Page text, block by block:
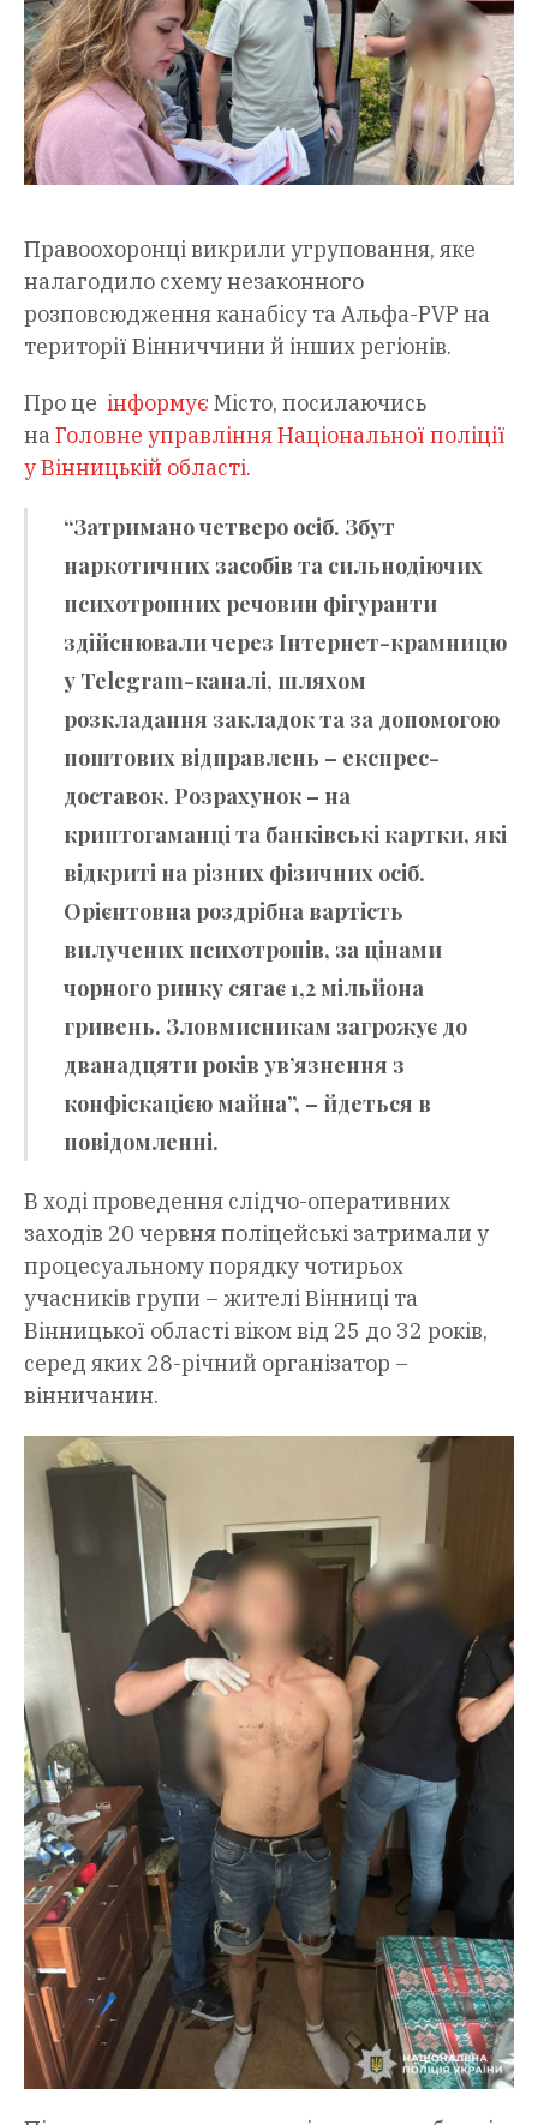
Правоохоронці викрили угруповання, яке
налагодило схему незаконного
розповсюдження канабісу та Альфа-PVP на
території Вінниччини й інших регіонів.
Про це інформує Місто, посилаючись
наГоловне управління Національної поліції
у Вінницькій області.
“Затримано четверо осіб. Збут
наркотичних засобів та сильнодіючих
психотропних речовин фігуранти
здійснювали через Інтернет-крамницю
у Telegram-каналі, шляхом
розкладання закладок та за допомогою
поштових відправлень – експрес-
доставок. Розрахунок – на
криптогаманці та банківські картки, які
відкриті на різних фізичних осіб.
Орієнтовна роздрібна вартість
вилучених психотропів, за цінами
чорного ринку сягає 1,2 мільйона
гривень. Зловмисникам загрожує до
дванадцяти років ув’язнення з
конфіскацією майна”, – йдеться в
повідомленні.
В ході проведення слідчо-оперативних
заходів 20 червня поліцейські затримали у
процесуальному порядку чотирьох
учасників групи – жителі Вінниці та
Вінницької області віком від 25 до 32 років,
серед яких 28-річний організатор –
вінничанин.